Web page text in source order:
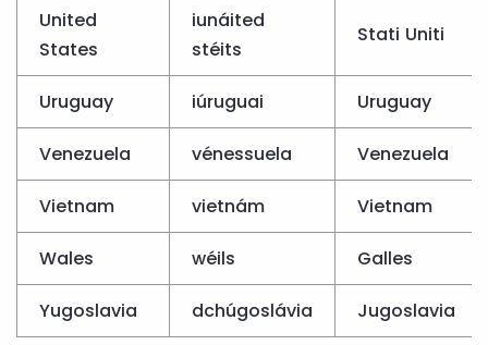
United
States
iunáited
stéits
Stati Uniti
Uruguay iúruguai Uruguay
Venezuela vénessuela Venezuela
Vietnam vietnám Vietnam
Wales wéils Galles
Yugoslavia dchúgoslávia Jugoslavia